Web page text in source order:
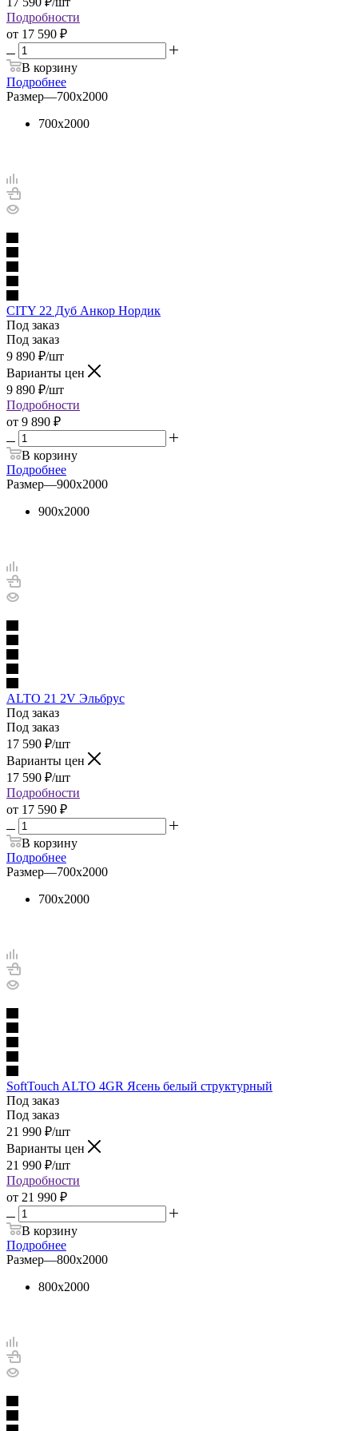
Подробности
от 17 590 ₽
В корзину
Подробнее
Размер—700х2000
700х2000
CITY 22 Дуб Анкор Нордик
Под заказ
Под заказ
9 890 ₽/шт
Варианты цен
9 890 ₽/шт
Подробности
от 9 890 ₽
В корзину
Подробнее
Размер—900х2000
900х2000
ALTO 21 2V Эльбрус
Под заказ
Под заказ
17 590 ₽/шт
Варианты цен
17 590 ₽/шт
Подробности
от 17 590 ₽
В корзину
Подробнее
Размер—700х2000
700х2000
SoftTouch ALTO 4GR Ясень белый структурный
Под заказ
Под заказ
21 990 ₽/шт
Варианты цен
21 990 ₽/шт
Подробности
от 21 990 ₽
В корзину
Подробнее
Размер—800х2000
800х2000